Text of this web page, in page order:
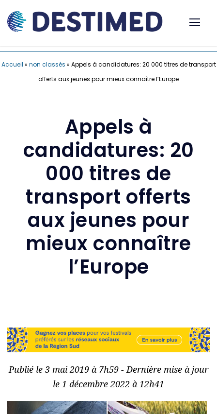
Accueil » non classés » Appels à candidatures: 20 000 titres de transport
offerts aux jeunes pour mieux connaître l’Europe
Appels à
candidatures: 20
000 titres de
transport offerts
aux jeunes pour
mieux connaître
l’Europe
Publié le 3 mai 2019 à 7h59 - Dernière mise à jour
le 1 décembre 2022 à 12h41